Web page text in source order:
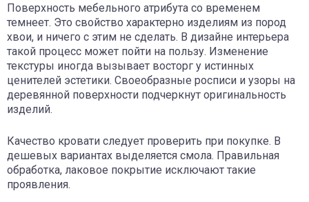
Поверхность мебельного атрибута со временем
темнеет. Это свойство характерно изделиям из пород
хвои, и ничего с этим не сделать. В дизайне интерьера
такой процесс может пойти на пользу. Изменение
текстуры иногда вызывает восторг у истинных
ценителей эстетики. Своеобразные росписи и узоры на
деревянной поверхности подчеркнут оригинальность
изделий.
Качество кровати следует проверить при покупке. В
дешевых вариантах выделяется смола. Правильная
обработка, лаковое покрытие исключают такие
проявления.